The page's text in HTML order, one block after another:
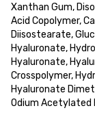
Xanthan Gum,
Acid Copolymer,
Diisostearate,
Hyaluronate,
Hyaluronate,
Crosspolymer,
Hyaluronate
Odium Acetylated